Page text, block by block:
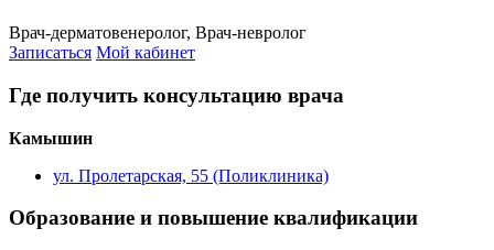
Врач-дерматовенеролог, Врач-невролог
Записаться Мой кабинет
Где получить консультацию врача
Камышин
ул. Пролетарская, 55 (Поликлиника)
Образование и повышение квалификации